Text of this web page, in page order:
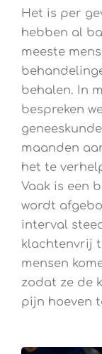
Het is per
hebben al
meeste
behalen. In
bespreken
maanden
het te
Vaak is een
wordt
interval
klachtenvrij
mensen
zodat ze de
pijn hoeven